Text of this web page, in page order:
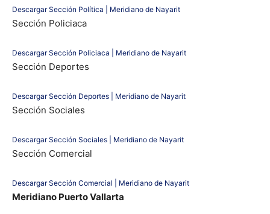
Descargar Sección Política | Meridiano de Nayarit
Sección Policiaca
Descargar Sección Policiaca | Meridiano de Nayarit
Sección Deportes
Descargar Sección Deportes | Meridiano de Nayarit
Sección Sociales
Descargar Sección Sociales | Meridiano de Nayarit
Sección Comercial
Descargar Sección Comercial | Meridiano de Nayarit
Meridiano Puerto Vallarta